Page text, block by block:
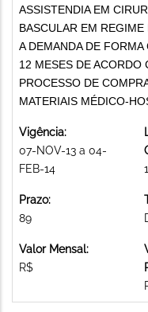
ASSISTENDIA EM
BASCULAR EM
A DEMANDA DE
12 MESES DE
PROCESSO DE
MATERIAIS MÉDICO-
Vigência:
07-NOV-13 a 04-
FEB-14
Prazo:
89
Valor Mensal:
R$